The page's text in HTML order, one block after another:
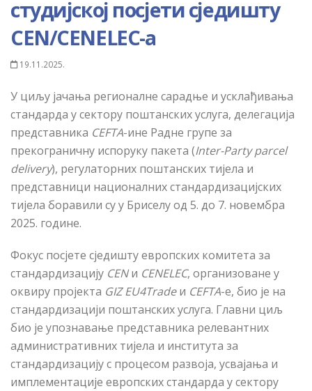
студијској посјети сједишту
CEN/CENELEC-a
19.11.2025.
У циљу јачања регионалне сарадње и усклађивања
стандарда у сектору поштанских услуга, делегација
представника CEFTA-ине Радне групе за
прекограничну испоруку пакета (Inter-Party parcel
delivery), регулаторних поштанских тијела и
представници националних стандардизацијских
тијела боравили су у Бриселу од 5. до 7. новембра
2025. године.
Фокус посјете сједиштуевропских комитета за
стандардизацију CEN и CENELEC, организоване у
оквиру пројекта GIZ EU4Trade и CEFTA-e, био је на
стандардизацији поштанских услуга. Главни циљ
био је упознавање представника релевантних
административних тијела и института за
стандардизацију с процесом развоја, усвајања и
имплементације европских стандарда у сектору